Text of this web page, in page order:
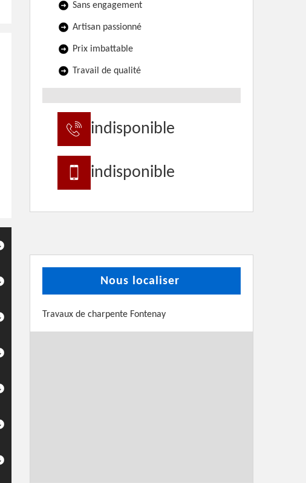
Sans engagement
Artisan passionné
Prix imbattable
Travail de qualité
indisponible
indisponible
Nous localiser
Travaux de charpente Fontenay